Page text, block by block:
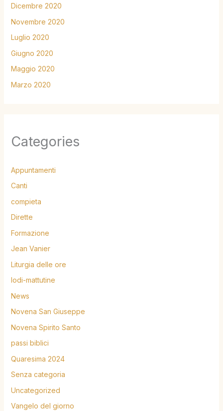
Dicembre 2020
Novembre 2020
Luglio 2020
Giugno 2020
Maggio 2020
Marzo 2020
Categories
Appuntamenti
Canti
compieta
Dirette
Formazione
Jean Vanier
Liturgia delle ore
lodi-mattutine
News
Novena San Giuseppe
Novena Spirito Santo
passi biblici
Quaresima 2024
Senza categoria
Uncategorized
Vangelo del giorno